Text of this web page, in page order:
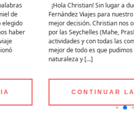
de
elegido
haber
¡Hola Christian! Sin lugar a
Fernández Viajes para
mejor decisión. Christian nos
por las Seychelles (Mahe,
actividades y con todas las
mejor de todo es que
naturaleza y […]
CONTINUAR